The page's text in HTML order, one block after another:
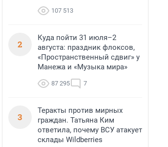
107 513
2
Куда пойти 31 июля–2
августа: праздник флоксов,
«Пространственный сдвиг» у
Манежа и «Музыка мира»
87 295 7
3
Теракты против мирных
граждан. Татьяна Ким
ответила, почему ВСУ атакует
склады Wildberries